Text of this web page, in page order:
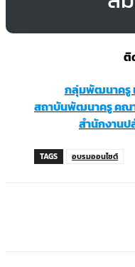
ติ
กลุ่มพัฒนาครู
สถาบันพัฒนาครู คณา
สำนักงานป
TAGS อบรมออนไซต์